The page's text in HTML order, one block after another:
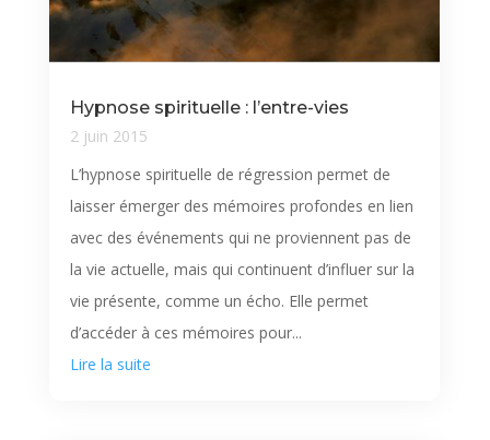
Hypnose spirituelle : l’entre-vies
2 juin 2015
L’hypnose spirituelle de régression permet de
laisser émerger des mémoires profondes en lien
avec des événements qui ne proviennent pas de
la vie actuelle, mais qui continuent d’influer sur la
vie présente, comme un écho. Elle permet
d’accéder à ces mémoires pour...
Lire la suite